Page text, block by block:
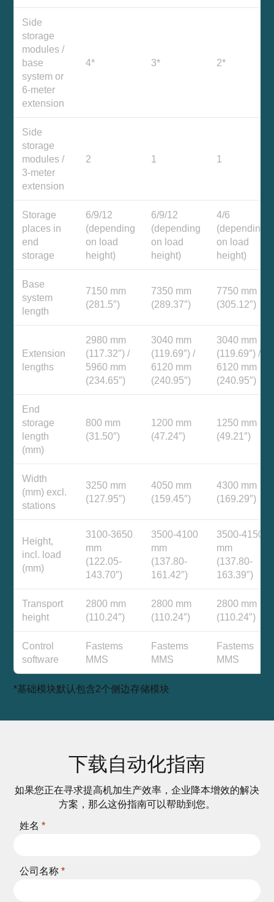
Side
storage
modules /
base
system or
6-meter
extension
4* 3* 2*
Side
storage
modules /
3-meter
extension
2 1 1
Storage
places in
end
storage
6/9/12
(depending
on load
height)
6/9/12
(depending
on load
height)
4/6
(depending
on load
height)
Base
system
length
7150 mm
(281.5″)
7350 mm
(289.37″)
7750 mm
(305.12″)
Extension
lengths
2980 mm
(117.32″) /
5960 mm
(234.65″)
3040 mm
(119.69″) /
6120 mm
(240.95″)
3040 mm
(119.69″) /
6120 mm
(240.95″)
End
storage
length
(mm)
800 mm
(31.50″)
1200 mm
(47.24″)
1250 mm
(49.21″)
Width
(mm) excl.
stations
3250 mm
(127.95″)
4050 mm
(159.45″)
4300 mm
(169.29″)
Height,
incl. load
(mm)
3100-3650
mm
(122.05-
143.70″)
3500-4100
mm
(137.80-
161.42″)
3500-4150
mm
(137.80-
163.39″)
Transport
height
2800 mm
(110.24″)
2800 mm
(110.24″)
2800 mm
(110.24″)
Control
software
Fastems
MMS
Fastems
MMS
Fastems
MMS
*基础模块默认包含2个侧边存储模块
下载自动化指南
如果您正在寻求提高机加生产效率，企业降本增效的解决
方案，那么这份指南可以帮助到您。
姓名 *
公司名称 *